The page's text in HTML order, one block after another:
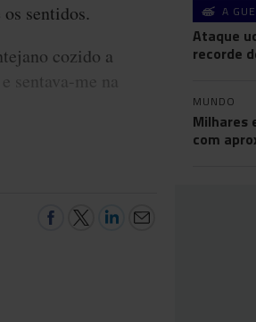
sentidos.
cozido a
sentava-me na
A
Ataque
recorde
MUNDO
Milhares
com